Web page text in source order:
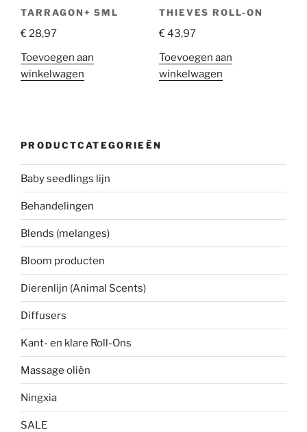
TARRAGON+ 5ML
€28,97
Toevoegen aan
winkelwagen
THIEVES ROLL-ON
€43,97
Toevoegen aan
winkelwagen
PRODUCTCATEGORIEËN
Baby seedlings lijn
Behandelingen
Blends (melanges)
Bloom producten
Dierenlijn (Animal Scents)
Diffusers
Kant- en klare Roll-Ons
Massage oliën
Ningxia
SALE